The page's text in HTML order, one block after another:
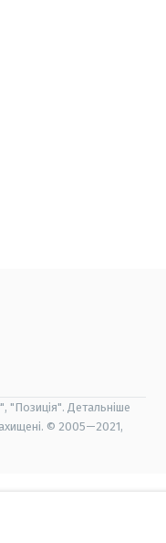
"Позиція". Детальніше
© 2005—2021,